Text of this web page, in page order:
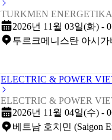
TURKMEN ENERGETIKA
2026년 11월 03일(화) -
투르크메니스탄 아시가
ELECTRIC & POWER
ELECTRIC & POWER
2026년 11월 04일(수) -
베트남 호치민 (Saigon